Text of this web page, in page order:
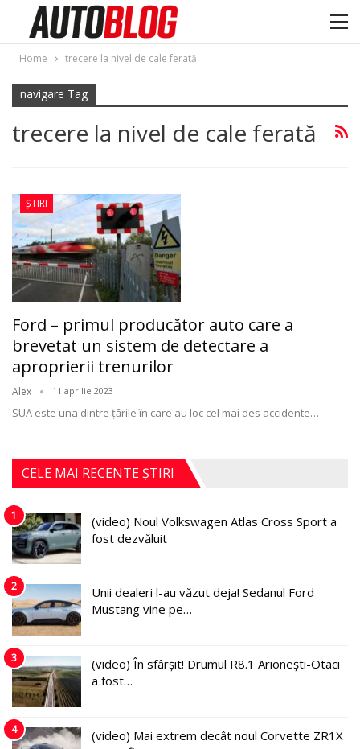
Home trecere la nivel de cale ferată
navigare Tag
trecere la nivel de cale ferată
ȘTIRI
Ford – primul producător auto care a
brevetat un sistem de detectare a
aproprierii trenurilor
Alex 11 aprilie 2023
SUA este una dintre ţările în care au loc cel mai des accidente…
CELE MAI RECENTE ȘTIRI
1
(video) Noul Volkswagen Atlas Cross Sport a
fost dezvăluit
2
Unii dealeri l-au văzut deja! Sedanul Ford
Mustang vine pe…
3
(video) În sfârșit! Drumul R8.1 Arionești-Otaci
a fost…
4
(video) Mai extrem decât noul Corvette ZR1X